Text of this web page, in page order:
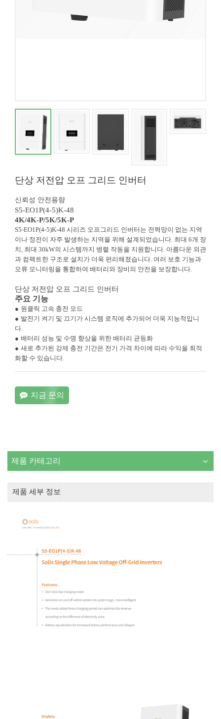
단상 저전압 오프 그리드 인버터
신뢰성 안전용량
S5-EO1P(4-5)K-48
4K/4K-P/5K/5K-P
S5-EO1P(4-5)K-48 시리즈 오프그리드 인버터는 전력망이 없는 지역
이나 정전이 자주 발생하는 지역을 위해 설계되었습니다. 최대 6개 장
치, 최대 30kW의 시스템까지 병렬 작동을 지원합니다. 아름다운 외관
과 컴팩트한 구조로 설치가 더욱 편리해졌습니다. 여러 보호 기능과
오류 모니터링을 통합하여 배터리와 장비의 안전을 보장합니다.
단상 저전압 오프 그리드 인버터
주요 기능
● 원클릭 고속 충전 모드
● 발전기 켜기 및 끄기가 시스템 로직에 추가되어 더욱 지능적입니
다.
● 배터리 성능 및 수명 향상을 위한 배터리 균등화
● 새로 추가된 강제 충전 기간은 전기 가격 차이에 따라 수익을 최적
화할 수 있습니다.
지금 문의
제품 카테고리
제품 세부 정보